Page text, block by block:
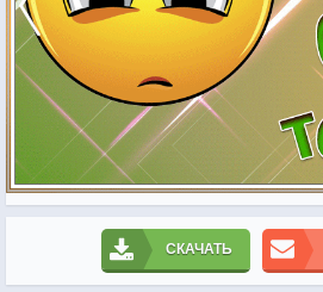
СКАЧАТЬ